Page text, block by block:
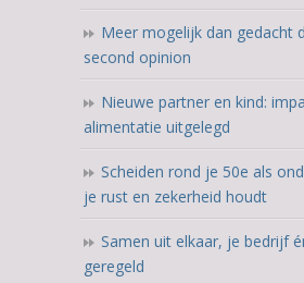
Meer mogelijk dan gedacht
second opinion
Nieuwe partner en kind:
alimentatie uitgelegd
Scheiden rond je 50e als
je rust en zekerheid houdt
Samen uit elkaar, je bedrijf
geregeld